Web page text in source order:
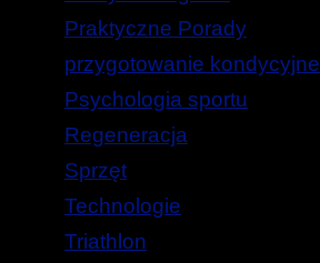
Praktyczne Porady
przygotowanie kondycyjne
Psychologia sportu
Regeneracja
Sprzęt
Technologie
Triathlon